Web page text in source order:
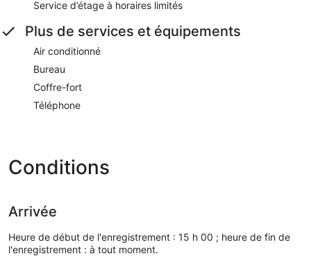
Service d’étage à horaires limités
Plus de services et équipements
Air conditionné
Bureau
Coffre-fort
Téléphone
Conditions
Arrivée
Heure de début de l'enregistrement : 15 h 00 ; heure de fin de
l'enregistrement : à tout moment.